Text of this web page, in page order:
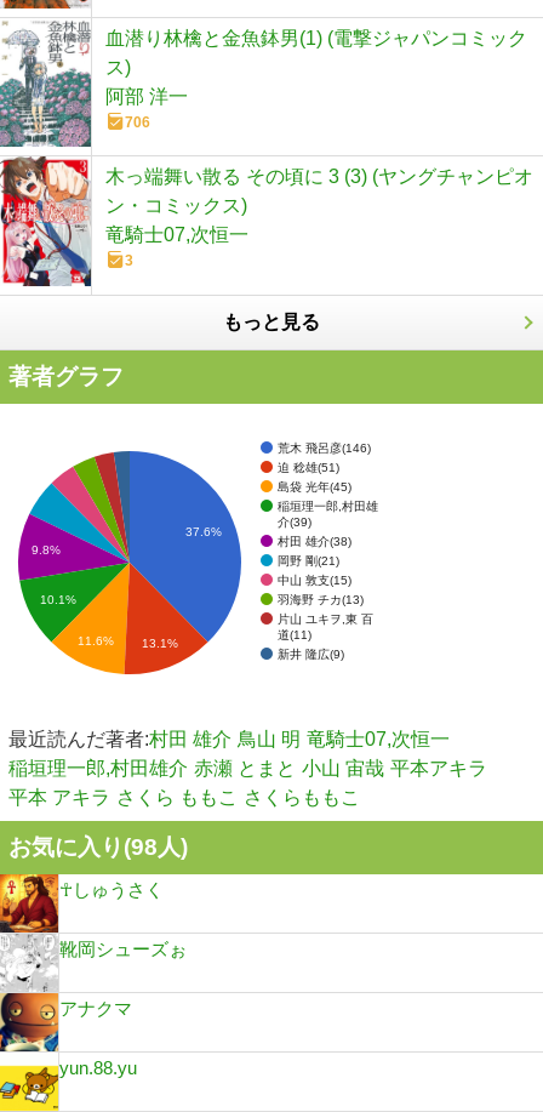
血潜り林檎と金魚鉢男(1) (電撃ジャパンコミック
ス)
阿部 洋一
706
木っ端舞い散る その頃に 3 (3) (ヤングチャンピオ
ン・コミックス)
竜騎士07,次恒一
3
もっと見る
著者グラフ
荒木 飛呂彦(146)
迫 稔雄(51)
島袋 光年(45)
稲垣理一郎,村田雄
介(39)
村田 雄介(38)
岡野 剛(21)
中山 敦支(15)
羽海野 チカ(13)
片山 ユキヲ,東 百
道(11)
新井 隆広(9)
37.6%
9.8%
10.1%
11.6% 13.1%
最近読んだ著者:村田 雄介 鳥山 明 竜騎士07,次恒一
稲垣理一郎,村田雄介 赤瀬 とまと 小山 宙哉 平本アキラ
平本 アキラ さくら ももこ さくらももこ
お気に入り(98人)
☥しゅうさく
靴岡シューズぉ
アナクマ
yun.88.yu